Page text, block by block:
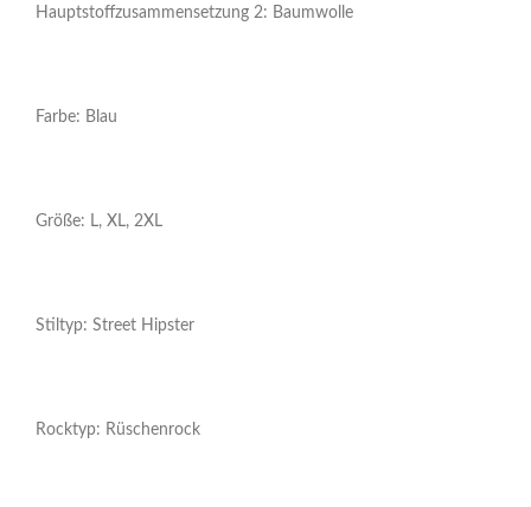
Hauptstoffzusammensetzung 2: Baumwolle
Farbe: Blau
Größe: L, XL, 2XL
Stiltyp: Street Hipster
Rocktyp: Rüschenrock